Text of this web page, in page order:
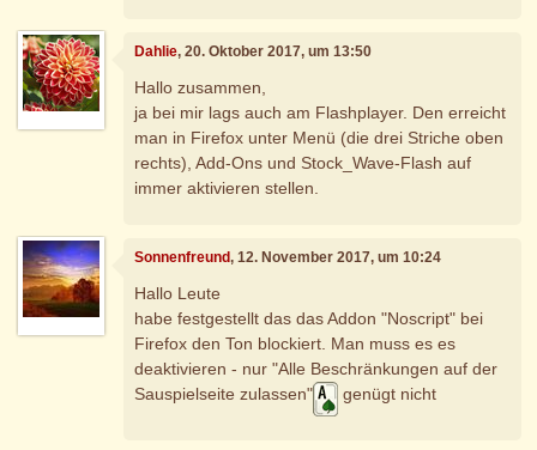
Dahlie, 20. Oktober 2017, um 13:50
Hallo zusammen,
ja bei mir lags auch am Flashplayer. Den erreicht
man in Firefox unter Menü (die drei Striche oben
rechts), Add-Ons und Stock_Wave-Flash auf
immer aktivieren stellen.
Sonnenfreund, 12. November 2017, um 10:24
Hallo Leute
habe festgestellt das das Addon "Noscript" bei
Firefox den Ton blockiert. Man muss es es
deaktivieren - nur "Alle Beschränkungen auf der
Sauspielseite zulassen"
genügt nicht